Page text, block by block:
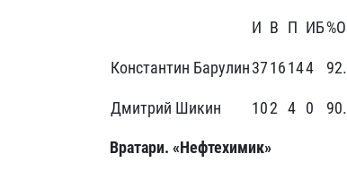
И В П ИБ
Константин Барулин3716144
Дмитрий Шикин 102 4 0
Вратари. «Нефтехимик»